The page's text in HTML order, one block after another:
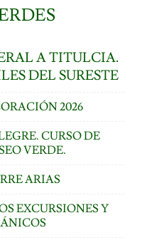
A TITULCIA.
DEL SURESTE
2026
CURSO DE
VERDE.
ARIAS
EXCURSIONES Y